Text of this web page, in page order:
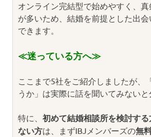
オンライン完結型で始めやすく、
が多いため、結婚を前提とした出
できます。
≪迷っている方へ≫
ここまで5社をご紹介しましたが、
うか」は実際に話を聞いてみないと
特に、 初めて結婚相談所を検討する
ない方は、まずIBJメンバーズの無